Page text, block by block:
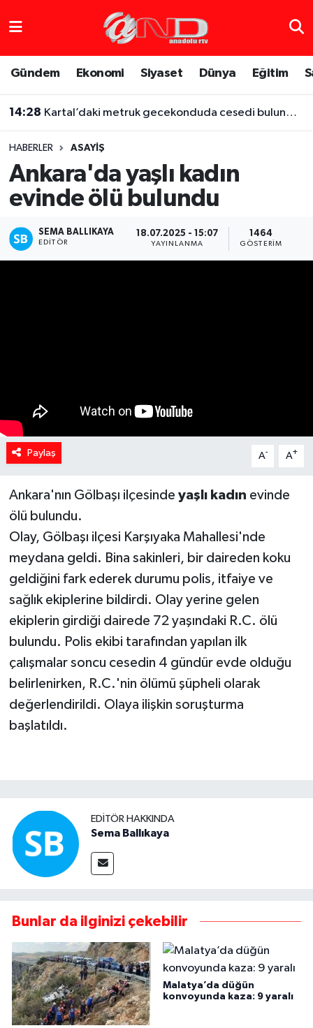
Gündem Ekonomi Siyaset Dünya Eğitim
14:28 Kartal’daki metruk gecekonduda cesedi bulunmuştu, iş arkadaşı altınları için boğarak öldürmüş
HABERLER ASAYIŞ
Ankara'da yaşlı kadın
evinde ölü bulundu
SEMA BALLIKAYA
EDITÖR
18.07.2025 - 15:07
YAYINLANMA
1464
GÖSTERIM
Paylaş A- A+
Ankara'nın Gölbaşı ilçesinde yaşlı kadın evinde
ölü bulundu.
Olay, Gölbaşı ilçesi Karşıyaka Mahallesi'nde
meydana geldi. Bina sakinleri, bir daireden koku
geldiğini fark ederek durumu polis, itfaiye ve
sağlık ekiplerine bildirdi. Olay yerine gelen
ekiplerin girdiği dairede 72 yaşındaki R.C. ölü
bulundu. Polis ekibi tarafından yapılan ilk
çalışmalar soncu cesedin 4 gündür evde olduğu
belirlenirken, R.C.'nin ölümü şüpheli olarak
değerlendirildi. Olaya ilişkin soruşturma
başlatıldı.
EDITÖR HAKKINDA
Sema Ballıkaya
Bunlar da ilginizi çekebilir
Malatya’da düğün
konvoyunda kaza: 9 yaralı
Ekonomi
Gündem
Yaşam
Yeme & İçme
Son Dakika Haberleri
Haber Arşivi